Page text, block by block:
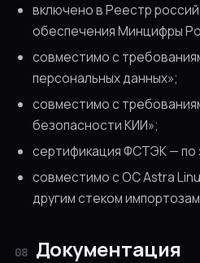
включено в Реестр
обеспечения Минцифры
совместимо с
персональных данных»;
совместимо с
безопасности КИИ»;
сертификация ФСТЭК — по
совместимо с ОС Astra
другим стеком
08 Документация